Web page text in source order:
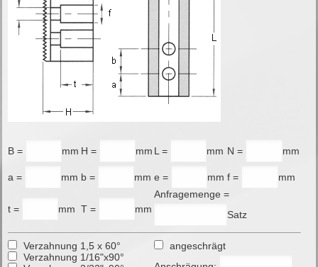
B = mm H = mm L = mm N = mm
a = mm b = mm e = mm f = mm
t = mm T = mm
Anfragemenge =
Satz
Verzahnung 1,5 x 60°
Verzahnung 1/16"x90°
angeschrägt